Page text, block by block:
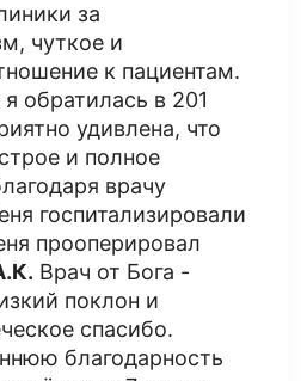
за
чуткое и
к пациентам.
обратилась в 201
удивлена, что
и полное
врачу
госпитализировали
прооперировал
Врач от Бога -
поклон и
спасибо.
благодарность